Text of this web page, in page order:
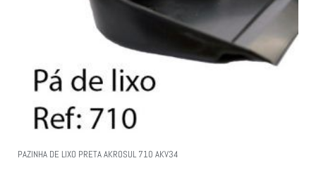
PAZINHA DE LIXO PRETA AKROSUL 710 AKV34